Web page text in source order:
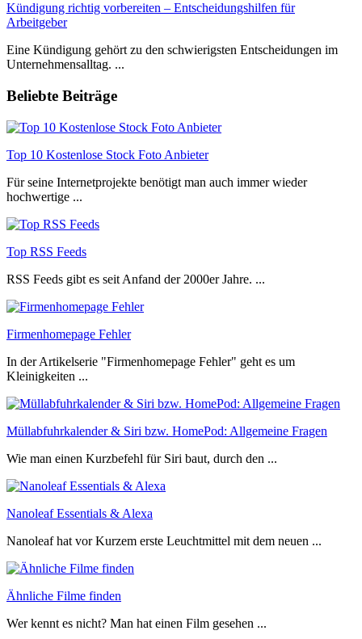
Kündigung richtig vorbereiten – Entscheidungshilfen für
Arbeitgeber
Eine Kündigung gehört zu den schwierigsten Entscheidungen im
Unternehmensalltag. ...
Beliebte Beiträge
Top 10 Kostenlose Stock Foto Anbieter
Für seine Internetprojekte benötigt man auch immer wieder
hochwertige ...
Top RSS Feeds
RSS Feeds gibt es seit Anfand der 2000er Jahre. ...
Firmenhomepage Fehler
In der Artikelserie "Firmenhomepage Fehler" geht es um
Kleinigkeiten ...
Müllabfuhrkalender & Siri bzw. HomePod: Allgemeine Fragen
Wie man einen Kurzbefehl für Siri baut, durch den ...
Nanoleaf Essentials & Alexa
Nanoleaf hat vor Kurzem erste Leuchtmittel mit dem neuen ...
Ähnliche Filme finden
Wer kennt es nicht? Man hat einen Film gesehen ...